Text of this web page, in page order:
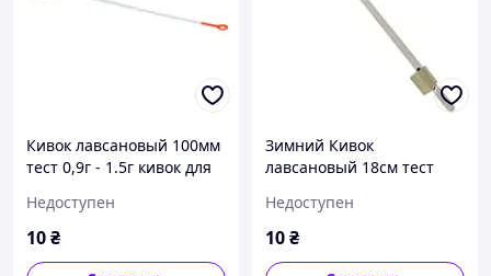
Кивок лавсановый 100мм
тест 0,9г - 1.5г кивок для
Недоступен
10₴
Зимний Кивок
лавсановый 18см тест
зимней рыбалки
Недоступен
10₴